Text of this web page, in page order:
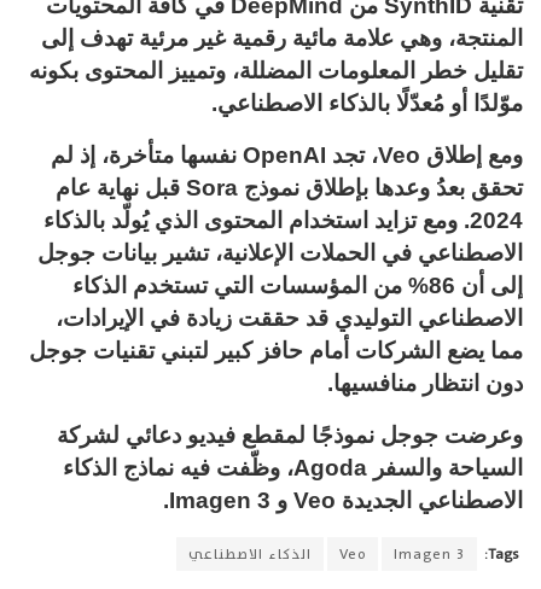
تقنية SynthID من DeepMind في كافة المحتويات
المنتجة، وهي علامة مائية رقمية غير مرئية تهدف إلى
تقليل خطر المعلومات المضللة، وتمييز المحتوى بكونه
موّلدًا أو مُعدّلًا بالذكاء الاصطناعي.
ومع إطلاق Veo، تجد OpenAI نفسها متأخرة، إذ لم
تحقق بعدُ وعدها بإطلاق نموذج Sora قبل نهاية عام
2024. ومع تزايد استخدام المحتوى الذي يُولّد بالذكاء
الاصطناعي في الحملات الإعلانية، تشير بيانات جوجل
إلى أن 86% من المؤسسات التي تستخدم الذكاء
الاصطناعي التوليدي قد حققت زيادة في الإيرادات،
مما يضع الشركات أمام حافز كبير لتبني تقنيات جوجل
دون انتظار منافسيها.
وعرضت جوجل نموذجًا لمقطع فيديو دعائي لشركة
السياحة والسفر Agoda، وظّفت فيه نماذج الذكاء
الاصطناعي الجديدة Veo و Imagen 3.
Tags:
Imagen 3
Veo الذكاء الاصطناعي